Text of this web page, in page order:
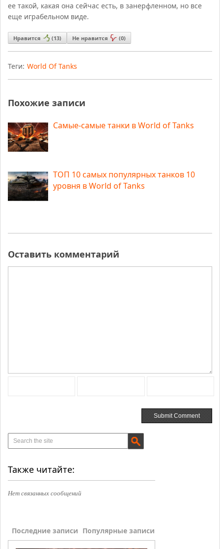
ее такой, какая она сейчас есть, в занерфленном, но все
еще играбельном виде.
Нравится (13) Не нравится (0)
Теги: World Of Tanks
Похожие записи
Самые-самые танки в World of Tanks
ТОП 10 самых популярных танков 10
уровня в World of Tanks
Оставить комментарий
Также читайте:
Нет связанных сообщений
Последние записи Популярные записи